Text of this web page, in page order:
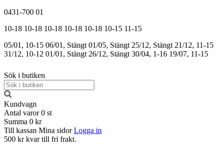
0431-700 01
10-18 10-18 10-18 10-18 10-18 10-15 11-15
05/01, 10-15 06/01, Stängt 01/05, Stängt 25/12, Stängt 21/12, 11-15
31/12, 10-12 01/01, Stängt 26/12, Stängt 30/04, 1-16 19/07, 11-15
Sök i butiken
Kundvagn
Antal varor 0 st
Summa 0 kr
Till kassan Mina sidor Logga in
500 kr kvar till fri frakt.